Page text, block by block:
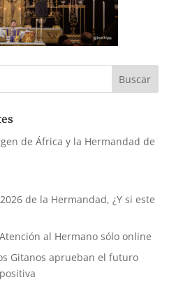
de África y la Hermandad de
de la Hermandad, ¿Y si este
al Hermano sólo online
Gitanos aprueban el futuro